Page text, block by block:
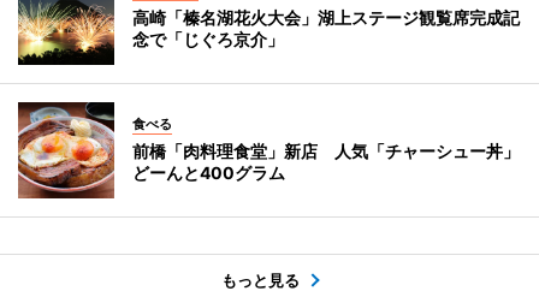
高崎「榛名湖花火大会」湖上ステージ観覧席完成記
念で「じぐろ京介」
食べる
前橋「肉料理食堂」新店 人気「チャーシュー丼」
どーんと400グラム
もっと見る